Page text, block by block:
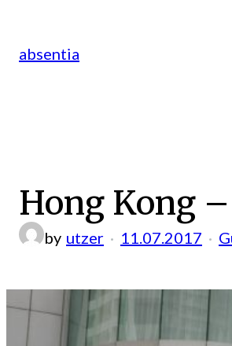
springen
absentia
Hong Kong
by utzer 11.07.2017